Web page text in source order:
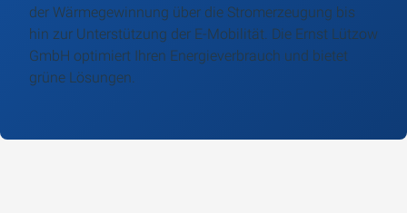
der Wärmegewinnung über die Stromerzeugung bis
hin zur Unterstützung der E-Mobilität. Die Ernst Lützow
GmbH optimiert Ihren Energieverbrauch und bietet
grüne Lösungen.